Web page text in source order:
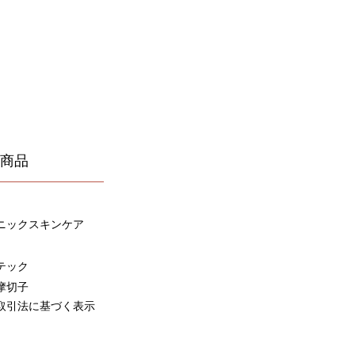
品
ックスキンケア
ック
切子
引法に基づく表示